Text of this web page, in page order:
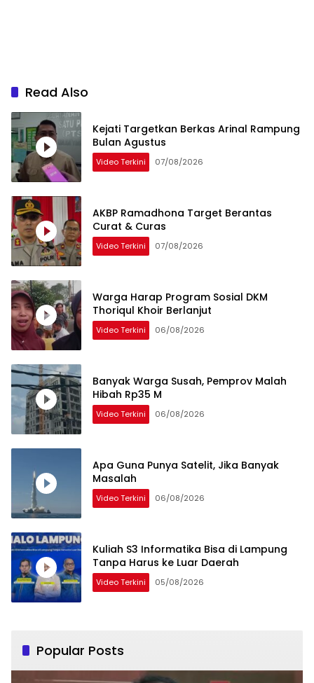
Read Also
Kejati Targetkan Berkas Arinal Rampung
Bulan Agustus
Video Terkini 07/08/2026
AKBP Ramadhona Target Berantas
Curat & Curas
Video Terkini 07/08/2026
Warga Harap Program Sosial DKM
Thoriqul Khoir Berlanjut
Video Terkini 06/08/2026
Banyak Warga Susah, Pemprov Malah
Hibah Rp35 M
Video Terkini 06/08/2026
Apa Guna Punya Satelit, Jika Banyak
Masalah
Video Terkini 06/08/2026
Kuliah S3 Informatika Bisa di Lampung
Tanpa Harus ke Luar Daerah
Video Terkini 05/08/2026
Popular Posts